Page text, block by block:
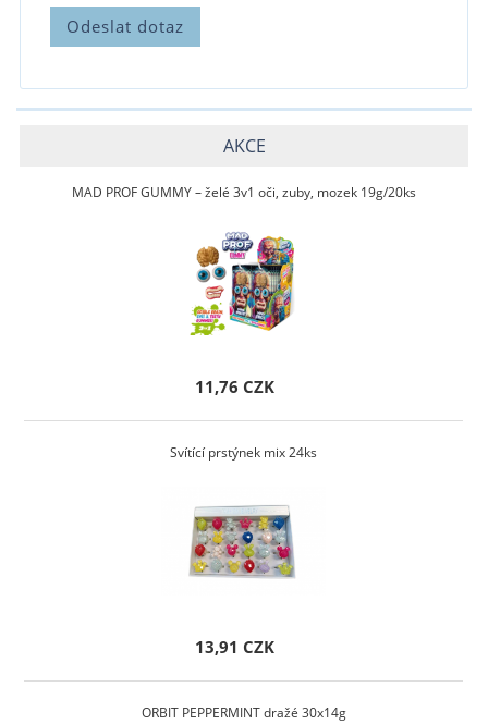
AKCE
MAD PROF GUMMY – želé 3v1 oči, zuby, mozek 19g/20ks
11,76 CZK
Svítící prstýnek mix 24ks
13,91 CZK
ORBIT PEPPERMINT dražé 30x14g